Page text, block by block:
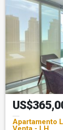
Apartamento